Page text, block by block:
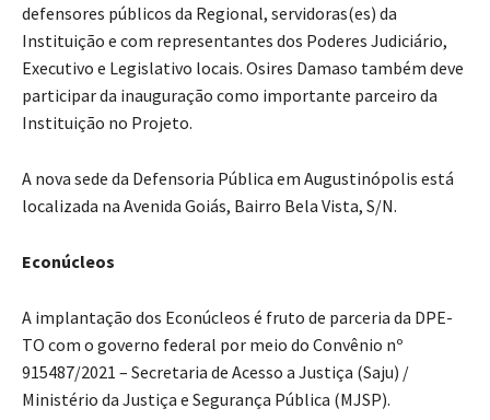
defensores públicos da Regional, servidoras(es) da
Instituição e com representantes dos Poderes Judiciário,
Executivo e Legislativo locais. Osires Damaso também deve
participar da inauguração como importante parceiro da
Instituição no Projeto.
A nova sede da Defensoria Pública em Augustinópolis está
localizada na Avenida Goiás, Bairro Bela Vista, S/N.
Econúcleos
A implantação dos Econúcleos é fruto de parceria da DPE-
TO com o governo federal por meio do Convênio nº
915487/2021 – Secretaria de Acesso a Justiça (Saju) /
Ministério da Justiça e Segurança Pública (MJSP).